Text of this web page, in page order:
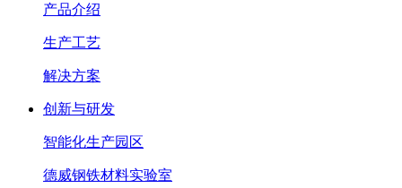
产品介绍
生产工艺
解决方案
创新与研发
智能化生产园区
德威钢铁材料实验室